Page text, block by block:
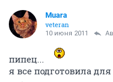
Muara
veteran
10 июня 2011
пипец...
я все подготовила